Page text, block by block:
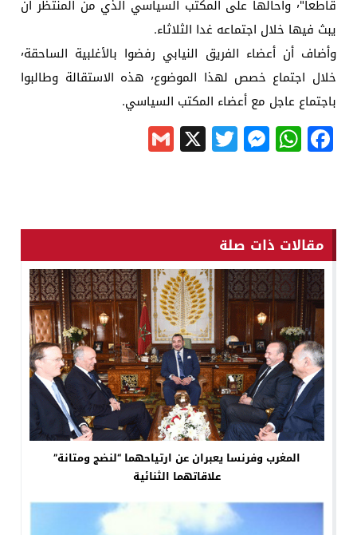
قاطعا"٬ وأحالها على المكتب السياسي الذي من المنتظر أن
يبث فيها خلال اجتماعه غدا الثلاثاء.
وأضاف أن أعضاء الفريق النيابي رفضوا بالأغلبية الساحقة٬
خلال اجتماع خصص لهذا الموضوع٬ هذه الاستقالة وطالبوا
باجتماع عاجل مع أعضاء المكتب السياسي.
Facebook
WhatsApp
Messenger
Twitter
X
مقالات ذات صلة
المغرب وفرنسا يعبران عن ارتياحهما “لنضج ومتانة”
علاقاتهما الثنائية